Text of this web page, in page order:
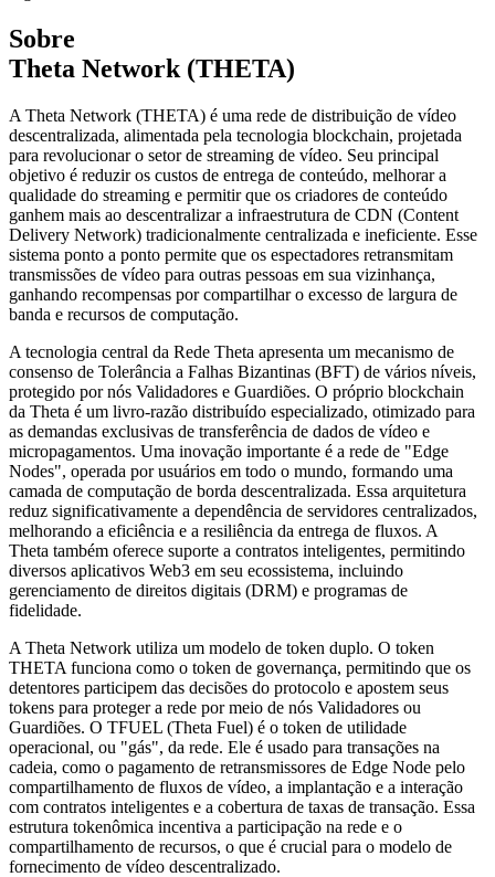
Sobre
Theta Network (THETA)
A Theta Network (THETA) é uma rede de distribuição de vídeo
descentralizada, alimentada pela tecnologia blockchain, projetada
para revolucionar o setor de streaming de vídeo. Seu principal
objetivo é reduzir os custos de entrega de conteúdo, melhorar a
qualidade do streaming e permitir que os criadores de conteúdo
ganhem mais ao descentralizar a infraestrutura de CDN (Content
Delivery Network) tradicionalmente centralizada e ineficiente. Esse
sistema ponto a ponto permite que os espectadores retransmitam
transmissões de vídeo para outras pessoas em sua vizinhança,
ganhando recompensas por compartilhar o excesso de largura de
banda e recursos de computação.
A tecnologia central da Rede Theta apresenta um mecanismo de
consenso de Tolerância a Falhas Bizantinas (BFT) de vários níveis,
protegido por nós Validadores e Guardiões. O próprio blockchain
da Theta é um livro-razão distribuído especializado, otimizado para
as demandas exclusivas de transferência de dados de vídeo e
micropagamentos. Uma inovação importante é a rede de "Edge
Nodes", operada por usuários em todo o mundo, formando uma
camada de computação de borda descentralizada. Essa arquitetura
reduz significativamente a dependência de servidores centralizados,
melhorando a eficiência e a resiliência da entrega de fluxos. A
Theta também oferece suporte a contratos inteligentes, permitindo
diversos aplicativos Web3 em seu ecossistema, incluindo
gerenciamento de direitos digitais (DRM) e programas de
fidelidade.
A Theta Network utiliza um modelo de token duplo. O token
THETA funciona como o token de governança, permitindo que os
detentores participem das decisões do protocolo e apostem seus
tokens para proteger a rede por meio de nós Validadores ou
Guardiões. O TFUEL (Theta Fuel) é o token de utilidade
operacional, ou "gás", da rede. Ele é usado para transações na
cadeia, como o pagamento de retransmissores de Edge Node pelo
compartilhamento de fluxos de vídeo, a implantação e a interação
com contratos inteligentes e a cobertura de taxas de transação. Essa
estrutura tokenômica incentiva a participação na rede e o
compartilhamento de recursos, o que é crucial para o modelo de
fornecimento de vídeo descentralizado.